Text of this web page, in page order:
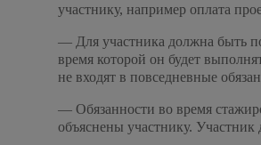
участнику, например оплата
— Для участника должна быть
время которой он будет
не входят в повседневные
— Обязанности во время
объяснены участнику.